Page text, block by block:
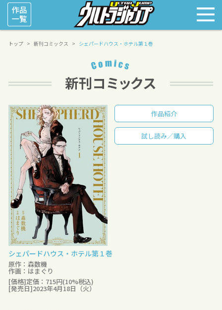
トップ 新刊コミックス シェパードハウス・ホテル第１巻
シェパードハウス・ホテル第１巻
原作：森数機
作画：はまぐり
[価格]定価：715円(10%税込)
[発売日]2023年4月18日（火）
作品紹介
試し読み／購入